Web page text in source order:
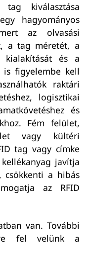
kiválasztása
hagyományos
az olvasási
a tag méretét, a
kialakítását és a
is figyelembe kell
raktári
logisztikai
és
Fém felület,
vagy kültéri
tag vagy címke
javítja
csökkenti a hibás
az RFID
van. További
fel velünk a